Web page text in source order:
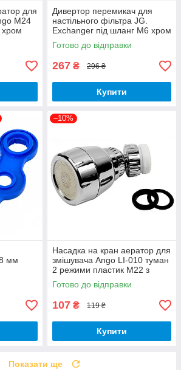
для
М24
хром
Дивертор перемикач для
настільного фільтра JG.
Exchanger під шланг М6 хром
латунь з аератором
Готово до відправки
267 ₴ 296 ₴
Купити
мм
–10%
Насадка на кран аератор для
змішувача Ango LI-010 туман
2 режими пластик М22 з
перехідником на М24
Готово до відправки
107 ₴ 119 ₴
Купити
Показати ще